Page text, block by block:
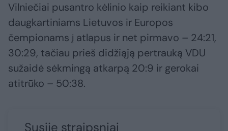
Vilniečiai pusantro kėlinio kaip reikiant kibo
daugkartiniams Lietuvos ir Europos
čempionams į atlapus ir net pirmavo – 24:21,
30:29, tačiau prieš didžiąją pertrauką VDU
sužaidė sėkmingą atkarpą 20:9 ir gerokai
atitrūko – 50:38.
Susiję straipsniai